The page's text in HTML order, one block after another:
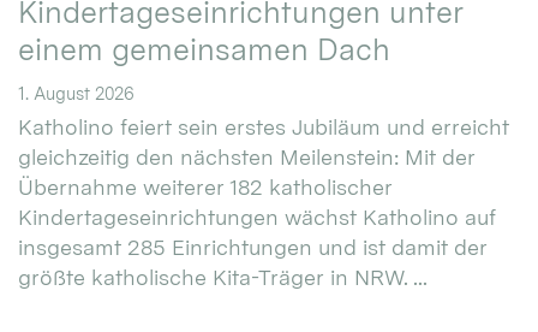
Kindertageseinrichtungen unter
einem gemeinsamen Dach
1. August 2026
Katholino feiert sein erstes Jubiläum und erreicht
gleichzeitig den nächsten Meilenstein: Mit der
Übernahme weiterer 182 katholischer
Kindertageseinrichtungen wächst Katholino auf
insgesamt 285 Einrichtungen und ist damit der
größte katholische Kita-Träger in NRW. ...